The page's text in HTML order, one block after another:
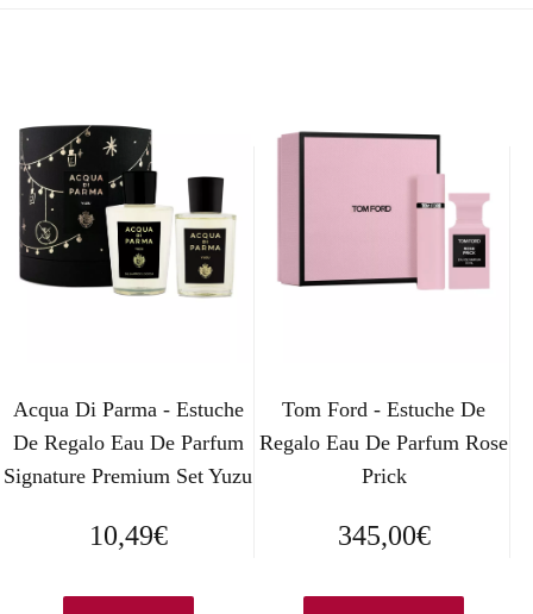
Acqua Di Parma - Estuche
De Regalo Eau De Parfum
Signature Premium Set Yuzu
10,49€
Tom Ford - Estuche De
Regalo Eau De Parfum Rose
Prick
345,00€